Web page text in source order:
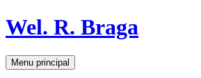
Pular
para
conteúdo
Wel. R. Braga
Pesquisar
Menu principal